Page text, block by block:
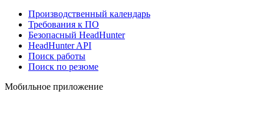
Производственный календарь
Требования к ПО
Безопасный HeadHunter
HeadHunter API
Поиск работы
Поиск по резюме
Мобильное приложение